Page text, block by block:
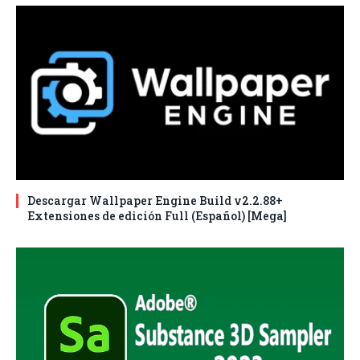
Descargar Wallpaper Engine Build v2.2.88+
Extensiones de edición Full (Español) [Mega]